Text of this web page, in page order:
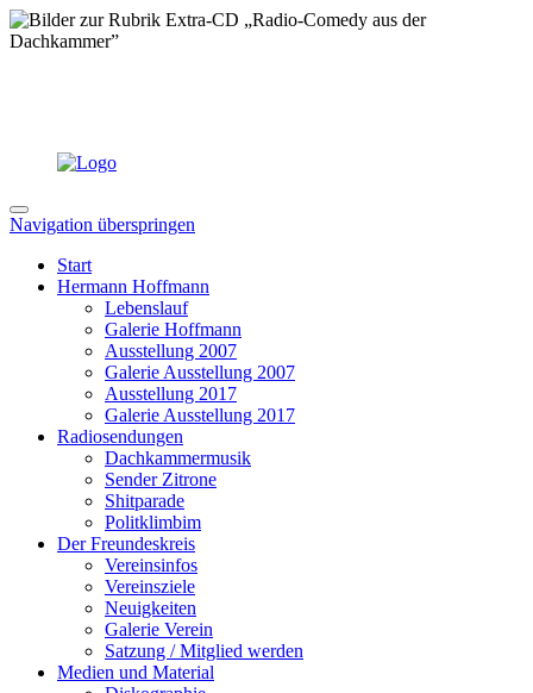
Navigation überspringen
Start
Hermann Hoffmann
Lebenslauf
Galerie Hoffmann
Ausstellung 2007
Galerie Ausstellung 2007
Ausstellung 2017
Galerie Ausstellung 2017
Radiosendungen
Dachkammermusik
Sender Zitrone
Shitparade
Politklimbim
Der Freundeskreis
Vereinsinfos
Vereinsziele
Neuigkeiten
Galerie Verein
Satzung / Mitglied werden
Medien und Material